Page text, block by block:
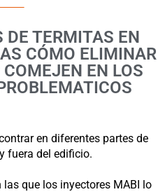
TERMITAS EN
CÓMO ELIMINAR
EN LOS
en diferentes partes de
fuera del edificio.
que los inyectores MABI lo